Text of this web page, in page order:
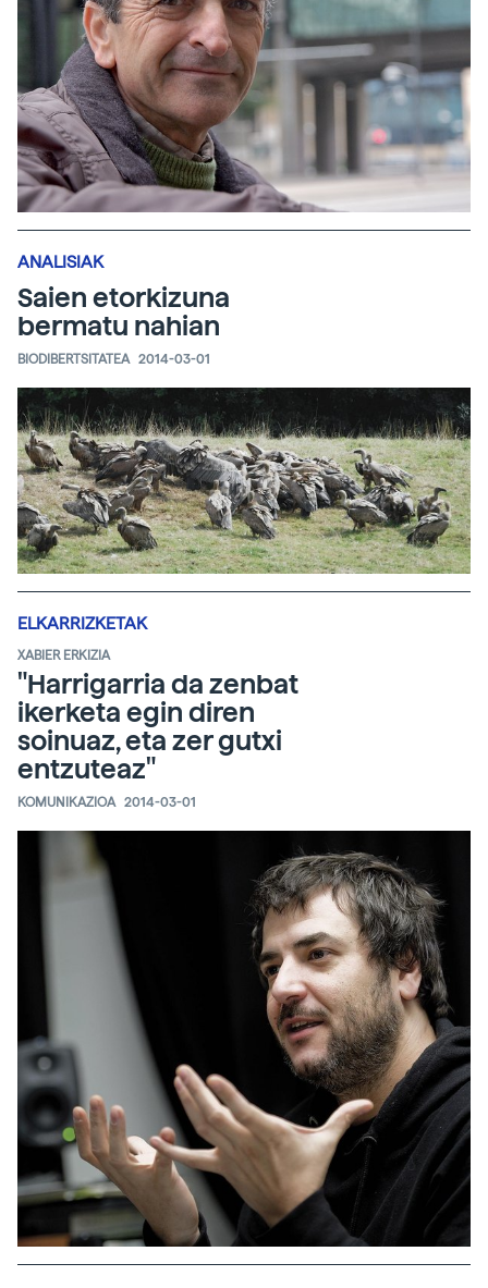
ANALISIAK
Saien etorkizuna
bermatu nahian
BIODIBERTSITATEA 2014-03-01
ELKARRIZKETAK
XABIER ERKIZIA
"Harrigarria da zenbat
ikerketa egin diren
soinuaz, eta zer gutxi
entzuteaz"
KOMUNIKAZIOA 2014-03-01